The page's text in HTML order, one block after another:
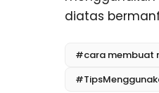
diatas
#cara membuat